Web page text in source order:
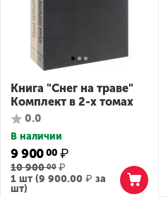
Книга "Снег на траве"
Комплект в 2-х томах
0.0
В наличии
10 900 00 ₽
9 90000 ₽
1 шт (9 900.00 ₽ за
шт)